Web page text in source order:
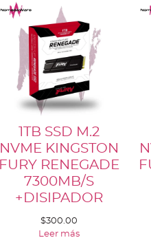
1TB SSD M.2
NVME KINGSTON
FURY RENEGADE
7300MB/S
+DISIPADOR
$300.00
Leer más